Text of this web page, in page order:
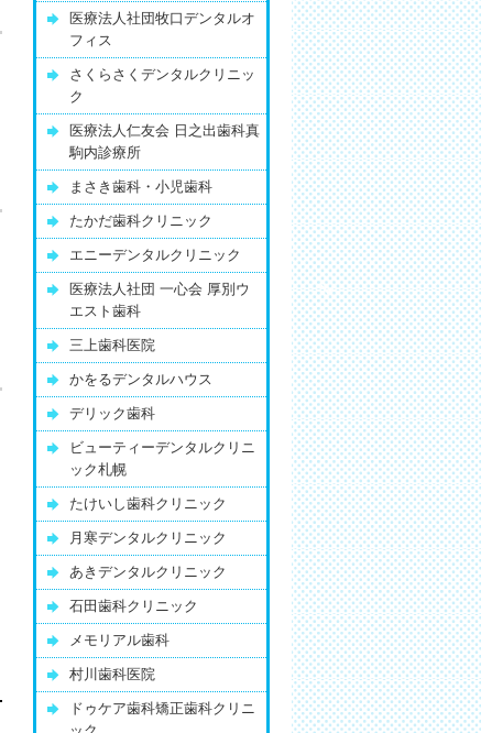
医療法人社団牧口デンタルオ
フィス
さくらさくデンタルクリニッ
ク
医療法人仁友会 日之出歯科真
駒内診療所
まさき歯科・小児歯科
たかだ歯科クリニック
エニーデンタルクリニック
医療法人社団 一心会 厚別ウ
エスト歯科
三上歯科医院
かをるデンタルハウス
デリック歯科
ビューティーデンタルクリニ
ック札幌
たけいし歯科クリニック
月寒デンタルクリニック
あきデンタルクリニック
石田歯科クリニック
メモリアル歯科
村川歯科医院
ドゥケア歯科矯正歯科クリニ